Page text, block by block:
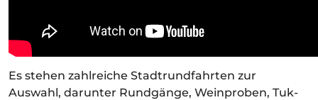
Es stehen zahlreiche Stadtrundfahrten zur
Auswahl, darunter Rundgänge, Weinproben, Tuk-